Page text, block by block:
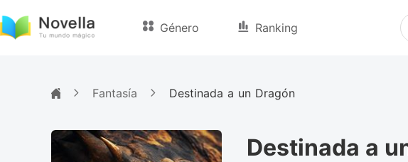
Género Ranking
Fantasía Destinada a un Dragón
Destinada a